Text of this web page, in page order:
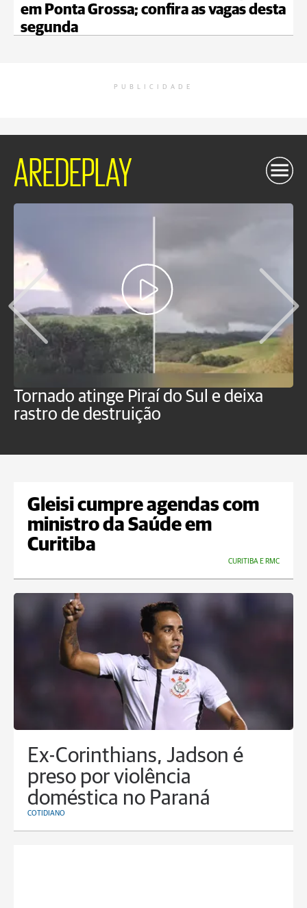
em Ponta Grossa; confira as vagas desta
segunda
PUBLICIDADE
AREDEPLAY
Tornado atinge Piraí do Sul e deixa
rastro de destruição
Gleisi cumpre agendas com
ministro da Saúde em
Curitiba
CURITIBA E RMC
Ex-Corinthians, Jadson é
preso por violência
doméstica no Paraná
COTIDIANO